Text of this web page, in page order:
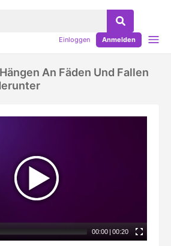
Einloggen Anmelden
An Fäden Und Fallen
00:00 | 00:20